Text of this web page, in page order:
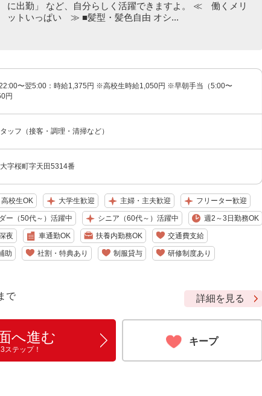
に出勤」 など、自分らしく活躍できますよ。 ≪ 働くメリ
ットいっぱい ≫ ■髪型・髪色自由 オシ...
〜翌5:00：時給1,375円 ※高校生時給1,050円 ※早朝手当（5:00〜
円
ッフ（接客・調理・清掃など）
字桜町字天田5314番
高校生OK 大学生歓迎 主婦・主夫歓迎 フリーター歓迎
ー（50代～）活躍中 シニア（60代～）活躍中 週2～3日勤務OK
夜 車通勤OK 扶養内勤務OK 交通費支給
助 社割・特典あり 制服貸与 研修制度あり
で 詳細を見る
へ進む
ステップ！
キープ